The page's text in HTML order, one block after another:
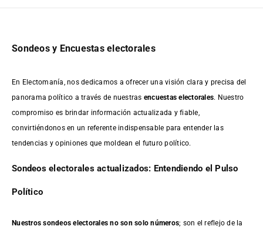
Sondeos y Encuestas electorales
En Electomanía, nos dedicamos a ofrecer una visión clara y precisa del
panorama político a través de nuestras encuestas electorales. Nuestro
compromiso es brindar información actualizada y fiable,
convirtiéndonos en un referente indispensable para entender las
tendencias y opiniones que moldean el futuro político.
Sondeos electorales actualizados: Entendiendo el Pulso
Político
Nuestros sondeos electorales no son solo números; son el reflejo de la